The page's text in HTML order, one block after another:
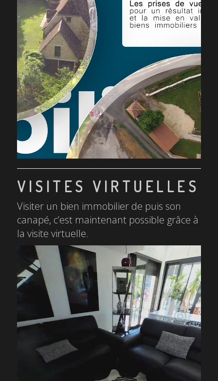
VISITES VIRTUELLES
Visiter un bien immobilier de puis son
canapé, c’est maintenant possible grâce à
la visite virtuelle.